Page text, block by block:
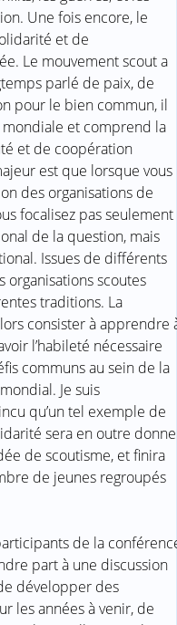
Une fois encore, le
et de
Le mouvement scout a
parlé de paix, de
pour le bien commun, il
mondiale et comprend la
et de coopération
est que lorsque vous
des organisations de
focalisez pas seulement
de la question, mais
Issues de différents
organisations scoutes
traditions. La
consister à apprendre
l’habileté nécessaire
communs au sein de la
Je suis
qu’un tel exemple de
sera en outre
de scoutisme, et finira
de jeunes regroupés
de la
part à une discussion
développer des
les années à venir, de